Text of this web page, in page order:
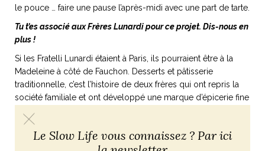
le pouce … faire une pause l’après-midi avec une part de tarte.
Tu t’es associé aux Frères Lunardi pour ce projet. Dis-nous en
plus !
Si les Fratelli Lunardi étaient à Paris, ils pourraient être à la
Madeleine à côté de Fauchon. Desserts et pâtisserie
traditionnelle, c’est l’histoire de deux frères qui ont repris la
société familiale et ont développé une marque d’épicerie fine
importante car le bar Sottarno donne sur la rue, et reflète de
manière immédiate la qualité de ce que l’on fait plus haut
Le Slow Life vous connaissez ? Par ici